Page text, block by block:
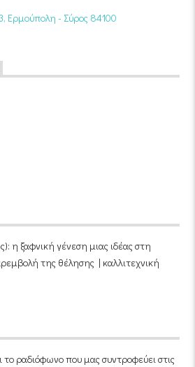
Ερμούπολη - Σύρος 84100
η ξαφνική γένεση μιας ιδέας στη
της θέλησης | καλλιτεχνική
το ραδιόφωνο που μας συντροφεύει στις